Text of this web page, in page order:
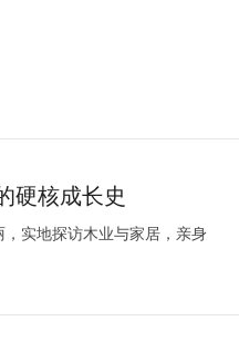
硬核成长史
实地探访木业与家居，亲身